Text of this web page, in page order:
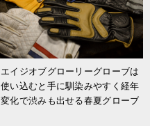
エイジオブグローリーグローブは
使い込むと手に馴染みやすく経年
変化で渋みも出せる春夏グローブ